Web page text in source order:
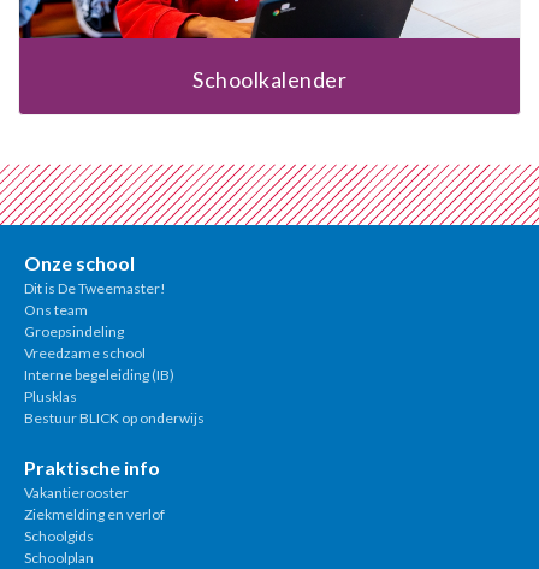
Schoolkalender
Onze school
Dit is De Tweemaster!
Ons team
Groepsindeling
Vreedzame school
Interne begeleiding (IB)
Plusklas
Bestuur BLICK op onderwijs
Praktische info
Vakantierooster
Ziekmelding en verlof
Schoolgids
Schoolplan